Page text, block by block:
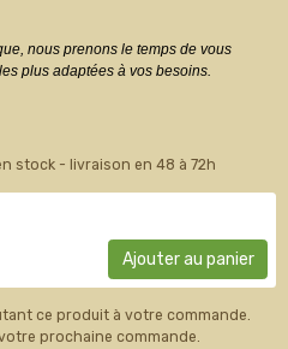
nous prenons le temps de vous
plus adaptées à vos besoins.
stock - livraison en 48 à 72h
Ajouter au panier
ce produit à votre commande.
prochaine commande.